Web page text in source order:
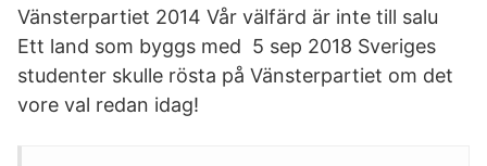
Vänsterpartiet 2014 Vår välfärd är inte till salu
Ett land som byggs med 5 sep 2018 Sveriges
studenter skulle rösta på Vänsterpartiet om det
vore val redan idag!